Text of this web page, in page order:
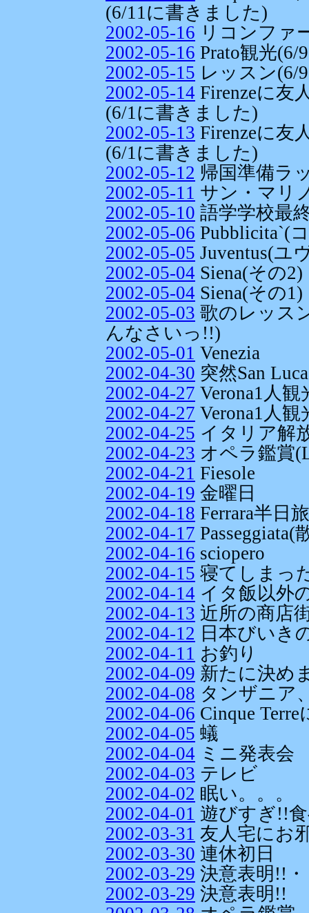
(6/11に書きました)
2002-05-16 リコンファ
2002-05-16 Prato観光(6/
2002-05-15 レッスン(6/
2002-05-14 Firenzeに友
(6/1に書きました)
2002-05-13 Firenzeに友
(6/1に書きました)
2002-05-12 帰国準備ラ
2002-05-11 サン・マリ
2002-05-10 語学学校最
2002-05-06 Pubblicita`(
2002-05-05 Juventus(ユ
2002-05-04 Siena(その2)
2002-05-04 Siena(その1)
2002-05-03 歌のレッス
んなさいっ!!)
2002-05-01 Venezia
2002-04-30 突然San Luca
2002-04-27 Verona1人
2002-04-27 Verona1人
2002-04-25 イタリア解
2002-04-23 オペラ鑑賞
2002-04-21 Fiesole
2002-04-19 金曜日
2002-04-18 Ferrara半日
2002-04-17 Passeggiata(
2002-04-16 sciopero
2002-04-15 寝てしまっ
2002-04-14 イタ飯以外
2002-04-13 近所の商店
2002-04-12 日本びいき
2002-04-11 お釣り
2002-04-09 新たに決め
2002-04-08 タンザニア
2002-04-06 Cinque
2002-04-05 蟻
2002-04-04 ミニ発表会
2002-04-03 テレビ
2002-04-02 眠い。。。
2002-04-01 遊びすぎ!!
2002-03-31 友人宅にお
2002-03-30 連休初日
2002-03-29 決意表明!!
2002-03-29 決意表明!!